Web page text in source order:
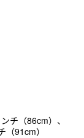
チ（86cm）、
91cm）